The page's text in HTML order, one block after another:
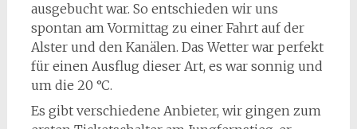
ausgebucht war. So entschieden wir uns
spontan am Vormittag zu einer Fahrt auf der
Alster und den Kanälen. Das Wetter war perfekt
für einen Ausflug dieser Art, es war sonnig und
um die 20 °C.
Es gibt verschiedene Anbieter, wir gingen zum